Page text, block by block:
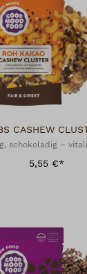
CASHEW
schokoladig –
5,55 €*